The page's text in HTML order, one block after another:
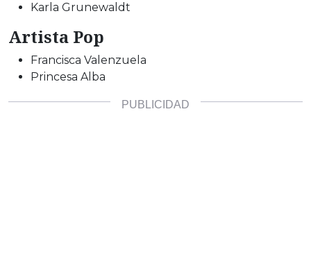
Karla Grunewaldt
Artista Pop
Francisca Valenzuela
Princesa Alba